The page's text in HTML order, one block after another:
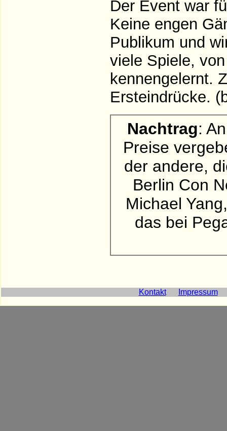
Der Event war
Keine engen
Publikum und
viele Spiele,
kennengelernt.
Ersteindrücke.
Nachtrag:
Preise
der andere,
Berlin Con
Michael
das bei
Kontakt Impressum